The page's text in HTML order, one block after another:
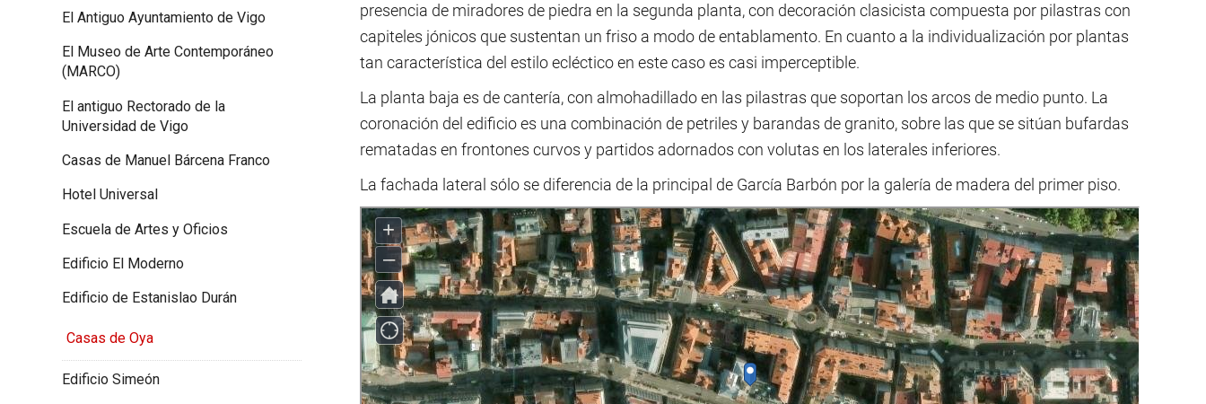
presencia de miradores de piedra en la segunda planta, con decoración clasicista compuesta por pilastras con
capiteles jónicos que sustentan un friso a modo de entablamento. En cuanto a la individualización por plantas
tan característica del estilo ecléctico en este caso es casi imperceptible.
La planta baja es de cantería, con almohadillado en las pilastras que soportan los arcos de medio punto. La
coronación del edificio es una combinación de petriles y barandas de granito, sobre las que se sitúan bufardas
rematadas en frontones curvos y partidos adornados con volutas en los laterales inferiores.
La fachada lateral sólo se diferencia de la principal de García Barbón por la galería de madera del primer piso.
El Antiguo Ayuntamiento de Vigo
El Museo de Arte Contemporáneo
(MARCO)
El antiguo Rectorado de la
Universidad de Vigo
Casas de Manuel Bárcena Franco
Hotel Universal
Escuela de Artes y Oficios
Edificio El Moderno
Edificio de Estanislao Durán
Casas de Oya
Edificio Simeón